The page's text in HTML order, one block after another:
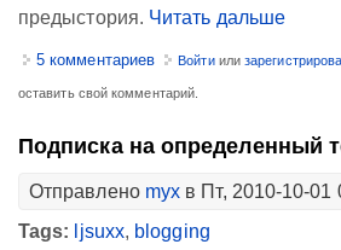
предыстория. Читать дальше
5 комментариев Войтиили
оставить свой комментарий.
Подписка на определенный
Отправлено myx в Пт, 2010-10-01
Tags:
ljsuxx, blogging